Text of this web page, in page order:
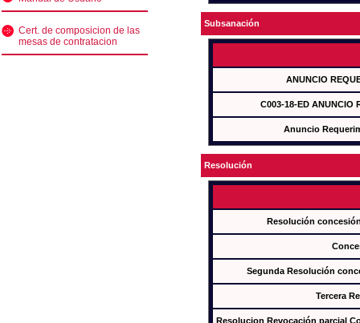
Cert. de composicion de las
mesas de contratacion
Subsanación
ANUNCIO
C003-18-ED ANUNCIO
Anuncio
Resolución
Resolución
Segunda Resolución
Tercera
Resolucion Revocación parcial